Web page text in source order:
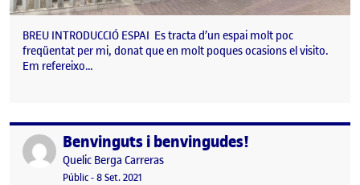
BREU INTRODUCCIÓ ESPAI Es tracta d’un espai molt poc
freqüentat per mi, donat que en molt poques ocasions el visito.
Em refereixo…
Publicat perBenvinguts i benvingudes!
Publicat per
Quelic Berga Carreras
Visibilitat:
Públic-Data de publicació
8 Set. 2021